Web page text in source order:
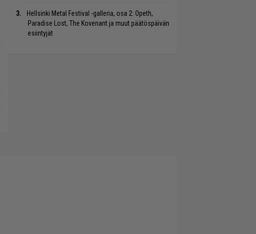
Hellsinki Metal Festival -galleria, osa 2: Opeth,
Paradise Lost, The Kovenant ja muut päätöspäivän
esiintyjät